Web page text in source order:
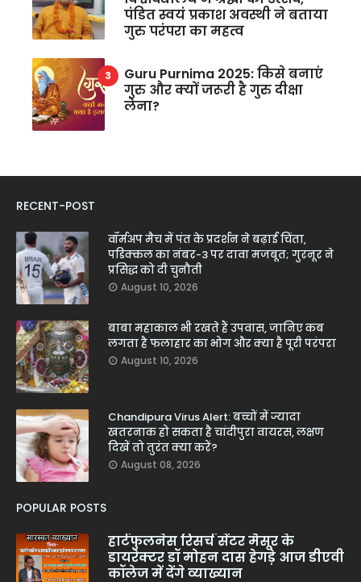
पंडित स्वयं प्रकाश अवस्थी ने बताया
गुरु परंपरा का महत्व
Guru Purnima 2025: किसे बनाएं
गुरु और क्यों जरूरी है गुरु दीक्षा
लेना?
RECENT-POST
वॉर्मअप मैच में पंत के प्रदर्शन ने बढ़ाई चिंता,
पडिक्कल का नंबर-3 पर दावा मजबूत; गुरनूर ने
प्रसिद्ध को दी चुनौती
August 10, 2026
बाबा महाकाल भी रखते हैं उपवास, जानिए कब
लगता है फलाहार का भोग और क्या है पूरी परंपरा
August 10, 2026
Chandipura Virus Alert: बच्चों में ज्यादा
खतरनाक हो सकता है चांदीपुरा वायरस, लक्षण
दिखें तो तुरंत क्या करें?
August 08, 2026
POPULAR POSTS
हार्टफुलनेस रिसर्च सेंटर मैसूर के
डायरेक्टर डॉ मोहन दास हेगड़े आज डीएवी
कॉलेज में देंगे व्याख्यान